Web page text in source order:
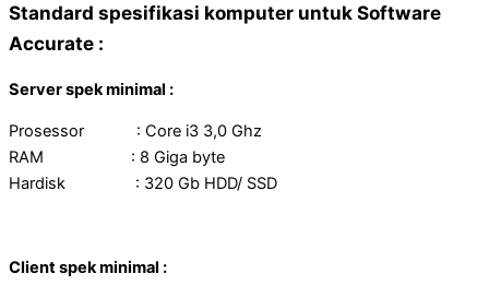
Standard spesifikasi komputer untuk Software
Accurate :
Server spek minimal :
Prosessor : Core i3 3,0 Ghz
RAM : 8 Giga byte
Hardisk : 320 Gb HDD/ SSD
Client spek minimal :